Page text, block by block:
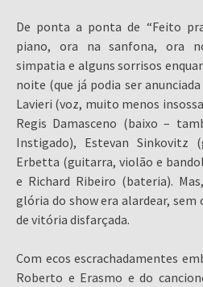
De ponta a ponta de “Feito
piano, ora na sanfona, ora
simpatia e alguns sorrisos
noite (que já podia ser
Lavieri (voz, muito menos
Regis Damasceno (baixo –
Instigado), Estevan Sinkovitz
Erbetta (guitarra, violão e
e Richard Ribeiro (bateria).
glória do show era alardear,
de vitória disfarçada.
Com ecos escrachadamentes
Roberto e Erasmo e do